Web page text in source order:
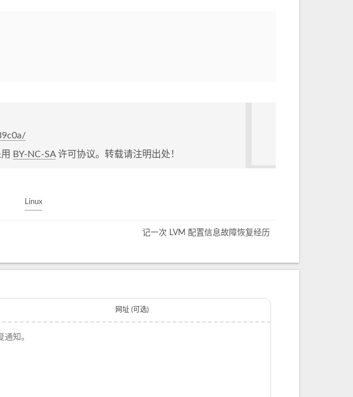
BY-NC-SA许可协议。转载请注明出处！
Linux
记一次 LVM 配置信息故障恢复经历
网址 (可选)